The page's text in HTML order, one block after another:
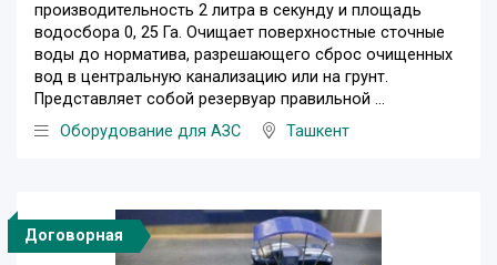
производительность 2 литра в секунду и площадь
водосбора 0, 25 Га. Очищает поверхностные сточные
воды до норматива, разрешающего сброс очищенных
вод в центральную канализацию или на грунт.
Представляет собой резервуар правильной ...
Оборудование для АЗС
Ташкент
Договорная